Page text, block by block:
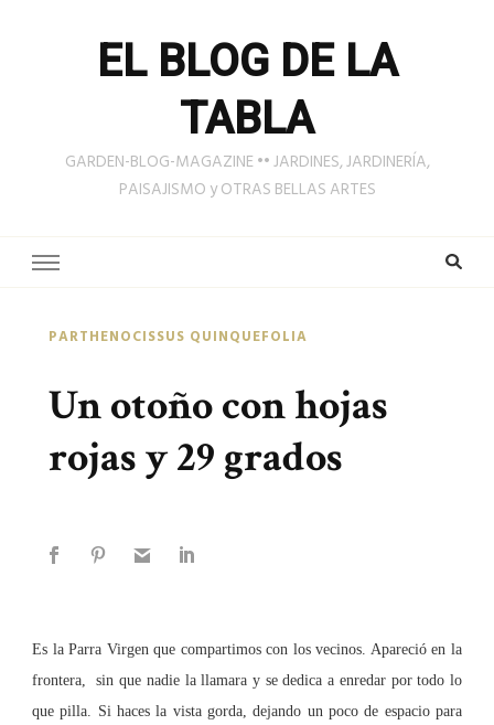
EL BLOG DE LA
TABLA
GARDEN-BLOG-MAGAZINE •• JARDINES, JARDINERÍA,
PAISAJISMO y OTRAS BELLAS ARTES
PARTHENOCISSUS QUINQUEFOLIA
Un otoño con hojas
rojas y 29 grados
Es la Parra Virgen que compartimos con los vecinos. Apareció en la
frontera, sin que nadie la llamara y se dedica a enredar por todo lo
que pilla. Si haces la vista gorda, dejando un poco de espacio para